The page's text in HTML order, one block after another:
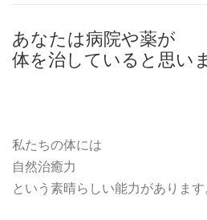
あなたは病院や薬が
体を治していると思い
私たちの体には
自然治癒力
という素晴らしい能力があります